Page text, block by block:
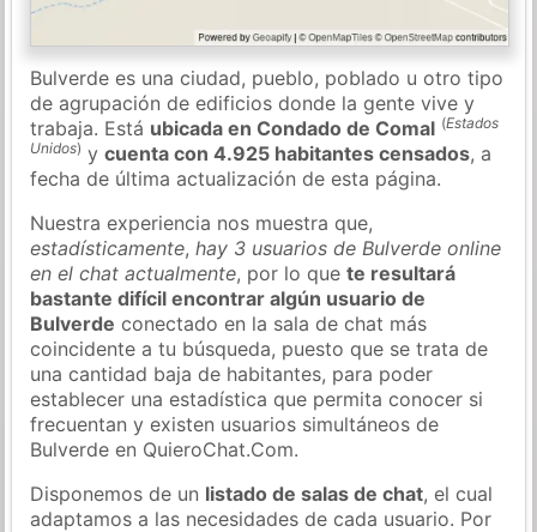
Bulverde es una ciudad, pueblo, poblado u otro tipo
de agrupación de edificios donde la gente vive y
trabaja. Está ubicada en Condado de Comal (Estados
Unidos) ycuenta con 4.925 habitantes censados, a
fecha de última actualización de esta página.
Nuestra experiencia nos muestra que,
estadísticamente,hay 3 usuarios de Bulverde online
en el chat actualmente, por lo quete resultará
bastante difícil encontrar algún usuario de
Bulverde conectado en la sala de chat más
coincidente a tu búsqueda, puesto que se trata de
una cantidad baja de habitantes, para poder
establecer una estadística que permita conocer si
frecuentan y existen usuarios simultáneos de
Bulverde en QuieroChat.Com.
Disponemos de un listado de salas de chat, el cual
adaptamos a las necesidades de cada usuario. Por